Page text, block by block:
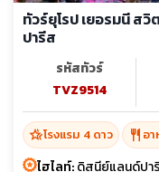
ทัวร์ยุโรป เยอรมนี ส
ปารีส
รหัสทัวร์
TVZ9514
hotel_classโรงแรม 4 ดาว restaurant อ
ไฮไลท์:ดิสนีย์แลนด์ปา